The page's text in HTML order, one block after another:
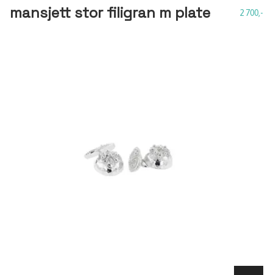
mansjett stor filigran m plate 2 700,-